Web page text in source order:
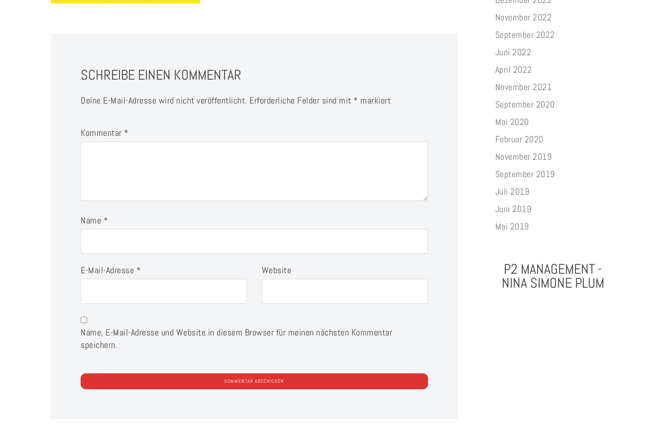
SCHREIBE EINEN KOMMENTAR
Deine E-Mail-Adresse wird nicht veröffentlicht. Erforderliche Felder sind mit * markiert
Kommentar *
Name *
E-Mail-Adresse * Website
Name, E-Mail-Adresse und Website in diesem Browser für meinen nächsten Kommentar
speichern.
November 2022
September 2022
Juni 2022
April 2022
November 2021
September 2020
Mai 2020
Februar 2020
November 2019
September 2019
Juli 2019
Juni 2019
Mai 2019
P2 MANAGEMENT -
NINA SIMONE PLUM